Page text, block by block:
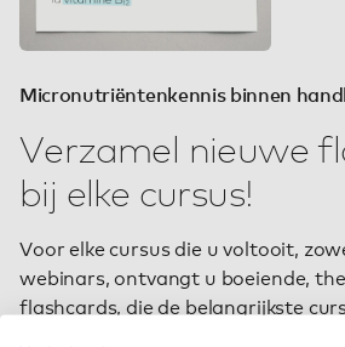
Micronutriëntenkennis binnen
Verzamel nieuwe
bij elke cursus!
Voor elke cursus die u voltooit,
webinars, ontvangt u boeiende,
flashcards, die de belangrijkste